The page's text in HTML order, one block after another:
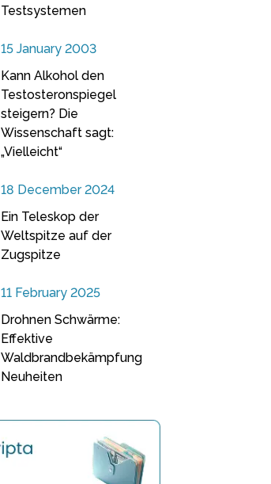
Testsystemen
15 January 2003
Kann Alkohol den
Testosteronspiegel
steigern? Die
Wissenschaft sagt:
„Vielleicht“
18 December 2024
Ein Teleskop der
Weltspitze auf der
Zugspitze
11 February 2025
Drohnen Schwärme:
Effektive
Waldbrandbekämpfung
Neuheiten